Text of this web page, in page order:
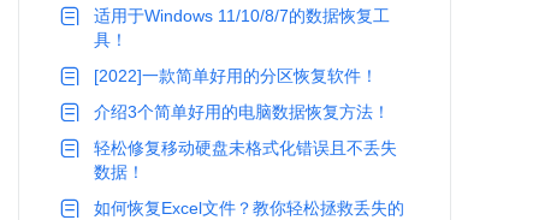
适用于Windows 11/10/8/7的数据恢复工
具！
[2022]一款简单好用的分区恢复软件！
介绍3个简单好用的电脑数据恢复方法！
轻松修复移动硬盘未格式化错误且不丢失
数据！
如何恢复Excel文件？教你轻松拯救丢失的